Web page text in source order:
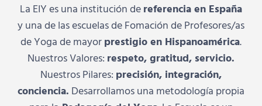
La EIY es una institución dereferencia en España
y una de las escuelas de Fomación de Profesores/as
de Yoga de mayorprestigio en Hispanoamérica.
Nuestros Valores: respeto, gratitud, servicio.
Nuestros Pilares: precisión, integración,
conciencia. Desarrollamos una metodología propia